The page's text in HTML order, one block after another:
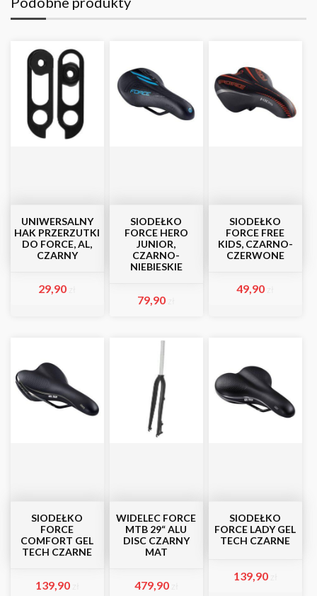
UNIWERSALNY
HAK PRZERZUTKI
DO FORCE, AL,
CZARNY
29,90
SIODEŁKO
FORCE HERO
JUNIOR,
CZARNO-
NIEBIESKIE
79,90
SIODEŁKO
FORCE FREE
KIDS, CZARNO-
CZERWONE
49,90
SIODEŁKO
FORCE
COMFORT GEL
TECH CZARNE
139,90
WIDELEC FORCE
MTB 29“ ALU
DISC CZARNY
MAT
479,90
SIODEŁKO
FORCE LADY GEL
TECH CZARNE
139,90